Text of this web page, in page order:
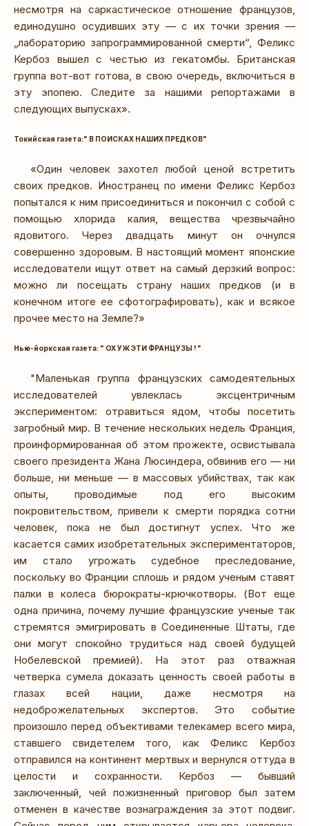
несмотря на саркастическое отношение французов,
единодушно осудивших эту — с их точки зрения —
„лабораторию запрограммированной смерти“, Феликс
Кербоз вышел с честью из гекатомбы. Британская
группа вот-вот готова, в свою очередь, включиться в
эту эпопею. Следите за нашими репортажами в
следующих выпусках».
Токийская газета:" В ПОИСКАХ НАШИХ ПРЕДКОВ"
«Один человек захотел любой ценой встретить
своих предков. Иностранец по имени Феликс Кербоз
попытался к ним присоединиться и покончил с собой с
помощью хлорида калия, вещества чрезвычайно
ядовитого. Через двадцать минут он очнулся
совершенно здоровым. В настоящий момент японские
исследователи ищут ответ на самый дерзкий вопрос:
можно ли посещать страну наших предков (и в
конечном итоге ее сфотографировать), как и всякое
прочее место на Земле?»
Нью-йоркская газета: " ОХ УЖ ЭТИ ФРАНЦУЗЫ ! "
"Маленькая группа французских самодеятельных
исследователей увлеклась эксцентричным
экспериментом: отравиться ядом, чтобы посетить
загробный мир. В течение нескольких недель Франция,
проинформированная об этом прожекте, освистывала
своего президента Жана Люсиндера, обвинив его — ни
больше, ни меньше — в массовых убийствах, так как
опыты, проводимые под его высоким
покровительством, привели к смерти порядка сотни
человек, пока не был достигнут успех. Что же
касается самих изобретательных экспериментаторов,
им стало угрожать судебное преследование,
поскольку во Франции сплошь и рядом ученым ставят
палки в колеса бюрократы-крючкотворы. (Вот еще
одна причина, почему лучшие французские ученые так
стремятся эмигрировать в Соединенные Штаты, где
они могут спокойно трудиться над своей будущей
Нобелевской премией). На этот раз отважная
четверка сумела доказать ценность своей работы в
глазах всей нации, даже несмотря на
недоброжелательных экспертов. Это событие
произошло перед объективами телекамер всего мира,
ставшего свидетелем того, как Феликс Кербоз
отправился на континент мертвых и вернулся оттуда в
целости и сохранности. Кербоз — бывший
заключенный, чей пожизненный приговор был затем
отменен в качестве вознаграждения за этот подвиг.